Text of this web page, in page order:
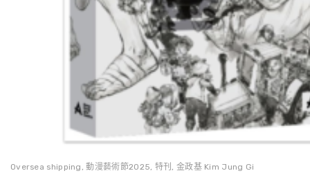
Oversea shipping ,動漫藝術節2025, 特刊 , 金政基 Kim Jung Gi